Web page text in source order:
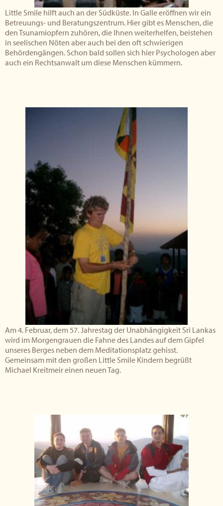
Little Smile hilft auch an der Südküste. In Galle eröffnen wir ein
Betreuungs- und Beratungszentrum. Hier gibt es Menschen, die
den Tsunamiopfern zuhören, die Ihnen weiterhelfen, beistehen
in seelischen Nöten aber auch bei den oft schwierigen
Behördengängen. Schon bald sollen sich hier Psychologen aber
auch ein Rechtsanwalt um diese Menschen kümmern.
Am 4. Februar, dem 57. Jahrestag der Unabhängigkeit Sri Lankas
wird im Morgengrauen die Fahne des Landes auf dem Gipfel
unseres Berges neben dem Meditationsplatz gehisst.
Gemeinsam mit den großen Little Smile Kindern begrüßt
Michael Kreitmeir einen neuen Tag.